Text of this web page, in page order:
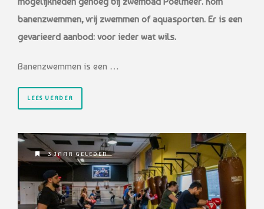
banenzwemmen, vrij zwemmen of aquasporten. Er is een
gevarieerd aanbod: voor ieder wat wils.
Banenzwemmen is een …
LEES VERDER
3 JAAR GELEDEN